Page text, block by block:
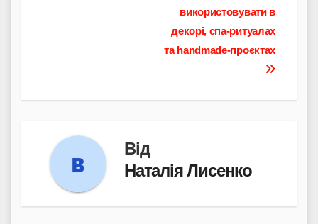
використовувати в
декорі, спа-ритуалах
та handmade-проєктах
Від
Наталія Лисенко